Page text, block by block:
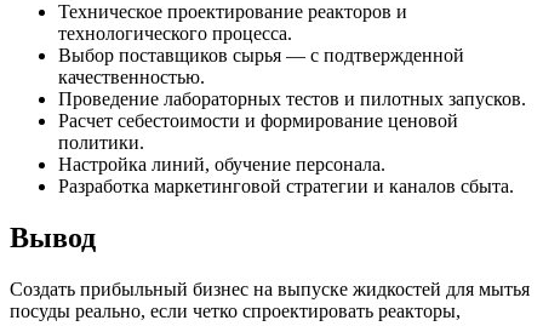
Техническое проектирование реакторов и
технологического процесса.
Выбор поставщиков сырья — с подтвержденной
качественностью.
Проведение лабораторных тестов и пилотных запусков.
Расчет себестоимости и формирование ценовой
политики.
Настройка линий, обучение персонала.
Разработка маркетинговой стратегии и каналов сбыта.
Вывод
Создать прибыльный бизнес на выпуске жидкостей для мытья
посуды реально, если четко спроектировать реакторы,